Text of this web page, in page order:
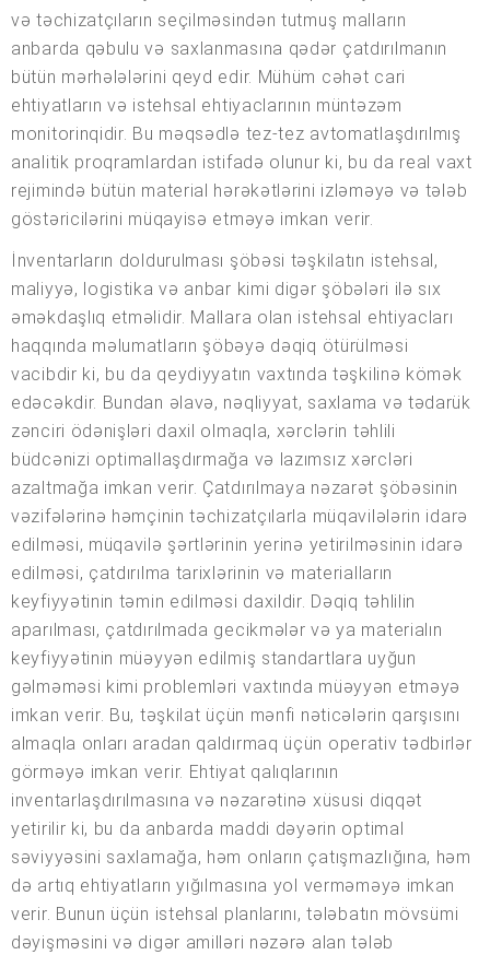
və təchizatçıların seçilməsindən tutmuş malların
anbarda qəbulu və saxlanmasına qədər çatdırılmanın
bütün mərhələlərini qeyd edir. Mühüm cəhət cari
ehtiyatların və istehsal ehtiyaclarının müntəzəm
monitorinqidir. Bu məqsədlə tez-tez avtomatlaşdırılmış
analitik proqramlardan istifadə olunur ki, bu da real vaxt
rejimində bütün material hərəkətlərini izləməyə və tələb
göstəricilərini müqayisə etməyə imkan verir.
İnventarların doldurulması şöbəsi təşkilatın istehsal,
maliyyə, logistika və anbar kimi digər şöbələri ilə sıx
əməkdaşlıq etməlidir. Mallara olan istehsal ehtiyacları
haqqında məlumatların şöbəyə dəqiq ötürülməsi
vacibdir ki, bu da qeydiyyatın vaxtında təşkilinə kömək
edəcəkdir. Bundan əlavə, nəqliyyat, saxlama və tədarük
zənciri ödənişləri daxil olmaqla, xərclərin təhlili
büdcənizi optimallaşdırmağa və lazımsız xərcləri
azaltmağa imkan verir. Çatdırılmaya nəzarət şöbəsinin
vəzifələrinə həmçinin təchizatçılarla müqavilələrin idarə
edilməsi, müqavilə şərtlərinin yerinə yetirilməsinin idarə
edilməsi, çatdırılma tarixlərinin və materialların
keyfiyyətinin təmin edilməsi daxildir. Dəqiq təhlilin
aparılması, çatdırılmada gecikmələr və ya materialın
keyfiyyətinin müəyyən edilmiş standartlara uyğun
gəlməməsi kimi problemləri vaxtında müəyyən etməyə
imkan verir. Bu, təşkilat üçün mənfi nəticələrin qarşısını
almaqla onları aradan qaldırmaq üçün operativ tədbirlər
görməyə imkan verir. Ehtiyat qalıqlarının
inventarlaşdırılmasına və nəzarətinə xüsusi diqqət
yetirilir ki, bu da anbarda maddi dəyərin optimal
səviyyəsini saxlamağa, həm onların çatışmazlığına, həm
də artıq ehtiyatların yığılmasına yol verməməyə imkan
verir. Bunun üçün istehsal planlarını, tələbatın mövsümi
dəyişməsini və digər amilləri nəzərə alan tələb